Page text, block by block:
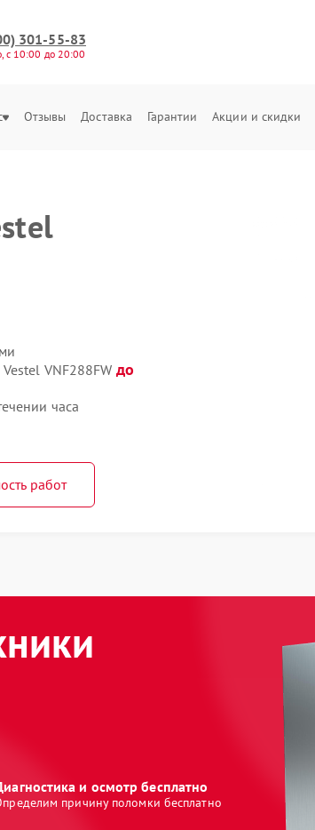
301-55-83
с 10:00 до 20:00
Отзывы Доставка Гарантии Акции и скидки
VNF288FW до
часа
работ
и осмотр бесплатно
причину поломки бесплатно